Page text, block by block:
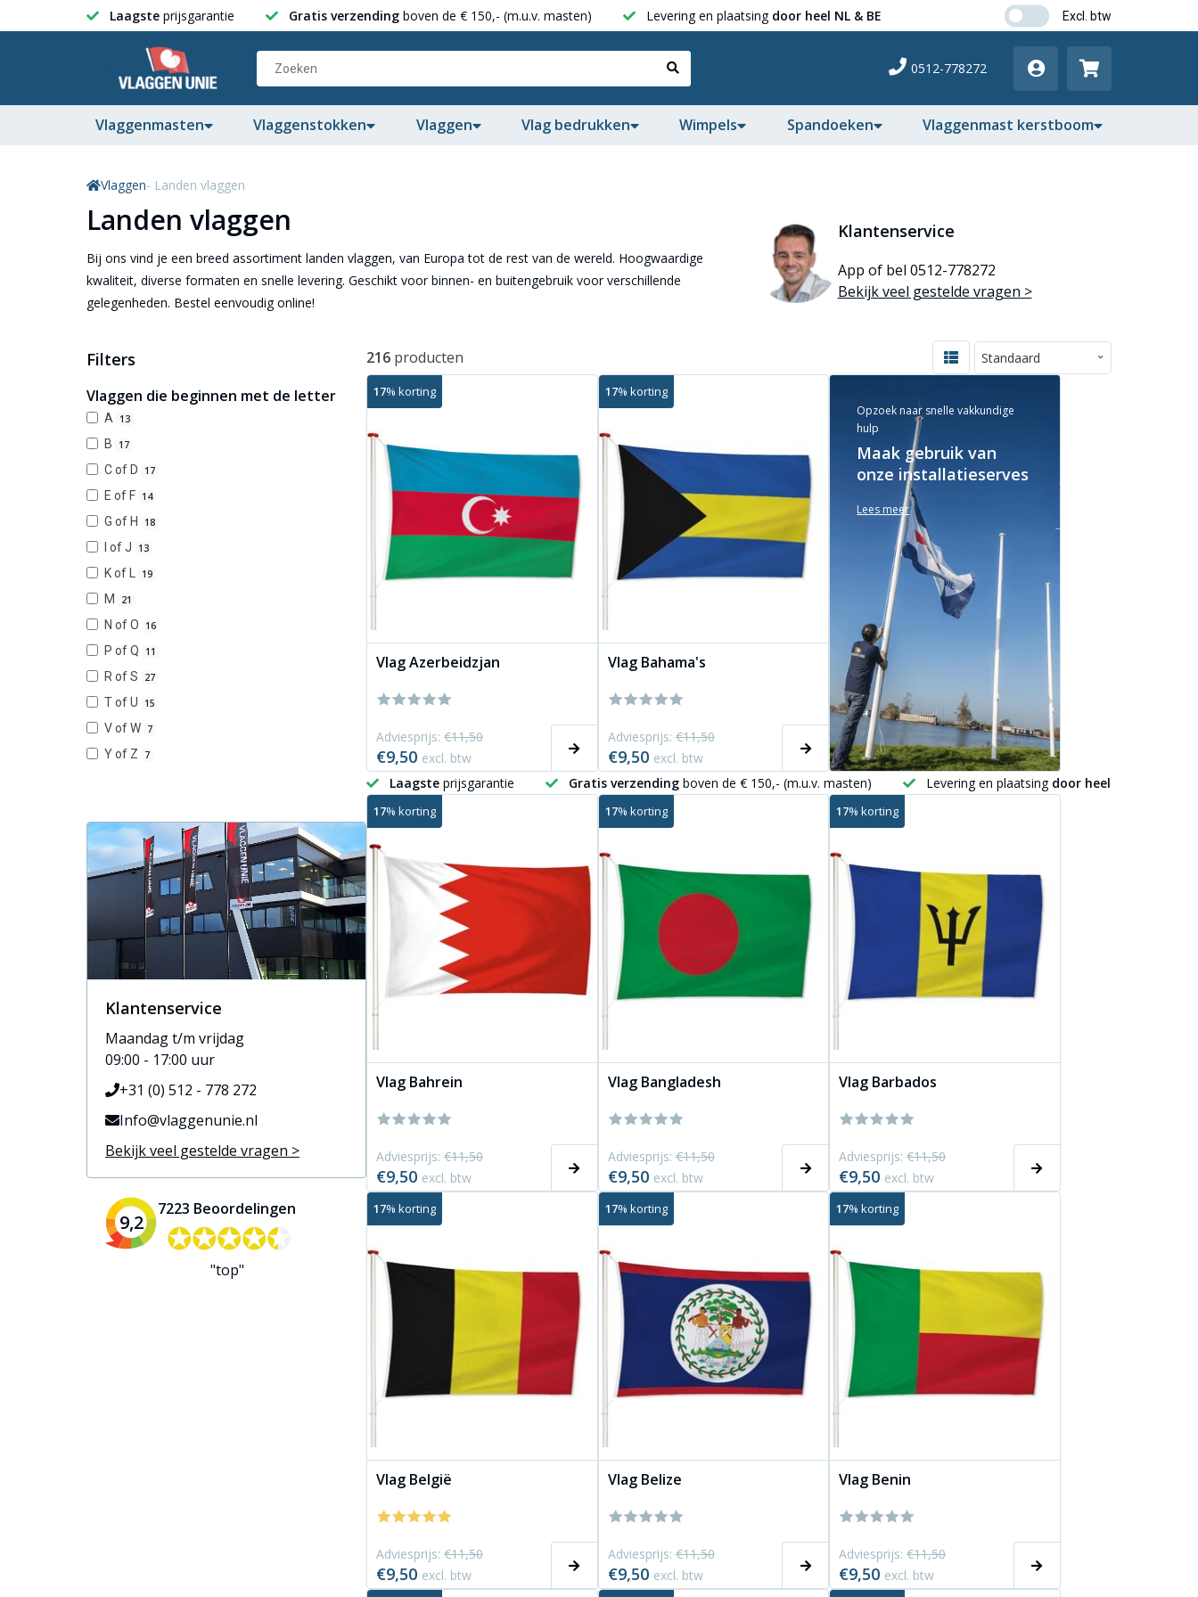
Laagste prijsgarantie Gratis verzending boven de € 150,- (m.u.v. masten) Levering en plaatsing door heel NL & BE
0512-778272
Vlaggenmasten Vlaggenstokken Vlaggen Vlag bedrukken Wimpels Spandoeken Vlaggenmast kerstboom
Vlaggen- Landen vlaggen
Landen vlaggen
Bij ons vind je een breed assortiment landen vlaggen, van Europa tot de rest van de wereld. Hoogwaardige
kwaliteit, diverse formaten en snelle levering. Geschikt voor binnen- en buitengebruik voor verschillende
gelegenheden. Bestel eenvoudig online!
Klantenservice
App of bel 0512-778272
Bekijk veel gestelde vragen >
Filters
Vlaggen die beginnen met de letter
A 13
B 17
C of D 17
E of F 14
G of H 18
I of J 13
K of L 19
M 21
N of O 16
P of Q 11
R of S 27
T of U 15
V of W 7
Y of Z 7
Klantenservice
Maandag t/m vrijdag
09:00 - 17:00 uur
+31 (0) 512 - 778 272
Info@vlaggenunie.nl
Bekijk veel gestelde vragen >
9,2
7223 Beoordelingen
✪✪✪✪✪
✪✪✪✪✪
"top"
216 producten
17% korting
Vlag Azerbeidzjan
Adviesprijs: €11,50
€9,50 excl. btw
17% korting
Vlag Bahama's
Adviesprijs:€11,50
€9,50 excl. btw
Opzoek naar snelle vakkundige
hulp
Maak gebruik van
onze installatieserves
Lees meer
Laagste prijsgarantie Gratis verzending boven de € 150,- (m.u.v. masten) Levering en plaatsing door heel NL & BE
17% korting
Vlag Bahrein
Adviesprijs: €11,50
€9,50 excl. btw
17% korting
Vlag Bangladesh
Adviesprijs:€11,50
€9,50 excl. btw
17% korting
Vlag Barbados
Adviesprijs:€11,50
€9,50 excl. btw
17% korting
Vlag België
Adviesprijs: €11,50
€9,50 excl. btw
17% korting
Vlag Belize
Adviesprijs:€11,50
€9,50 excl. btw
17% korting
Vlag Benin
Adviesprijs:€11,50
€9,50 excl. btw